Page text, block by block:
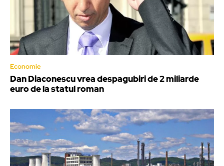
Economie
Dan Diaconescu vrea despagubiri de 2 miliarde
euro de la statul roman